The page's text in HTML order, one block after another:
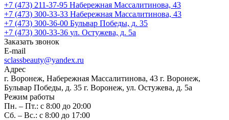
+7 (473) 211-37-95 Набережная Массалитинова, 43
+7 (473) 300-33-33 Набережная Массалитинова, 43
+7 (473) 300-36-00 Бульвар Победы, д. 35
+7 (473) 300-33-36 ул. Остужева, д. 5а
Заказать звонок
E-mail
sclassbeauty@yandex.ru
Адрес
г. Воронеж, Набережная Массалитинова, 43 г. Воронеж,
Бульвар Победы, д. 35 г. Воронеж, ул. Остужева, д. 5а
Режим работы
Пн. – Пт.: с 8:00 до 20:00
Сб. – Вс.: с 8:00 до 17:00